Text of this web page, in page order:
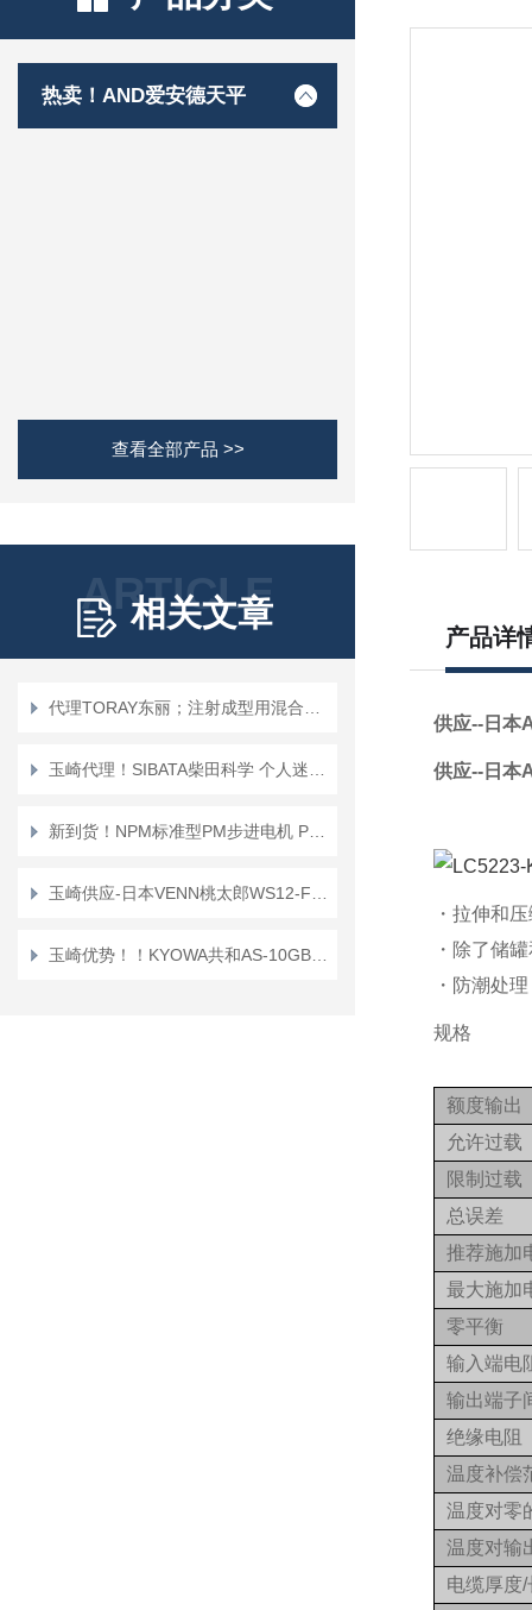
热卖！AND爱安德天平
查看全部产品 >>
ARTICLE
相关文章
产品详
供应--日本
供应--日本
・拉伸和
・除了储
・防潮处
规格
额度输出
允许过载
限制过载
总误差
推荐施加
最大施加
零平衡
输入端电
输出端子
绝缘电阻
温度补偿
温度对零
温度对输
电缆厚度/